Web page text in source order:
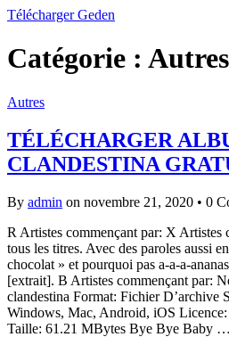
Télécharger Geden
Catégorie : Autres
Autres
TÉLÉCHARGER
CLANDESTINA
By admin on novembre 21, 2020 • 0
R Artistes commençant par: X Artistes
tous les titres. Avec des paroles aussi
chocolat » et pourquoi pas a-a-a-
[extrait]. B Artistes commençant par:
clandestina Format: Fichier D’archive
Windows, Mac, Android, iOS Licence:
Taille: 61.21 MBytes Bye Bye Baby …